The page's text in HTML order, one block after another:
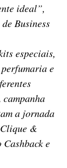
ideal”,
Business
especiais,
perfumaria e
a jornada
&
e